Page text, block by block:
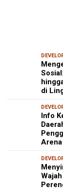
di
Info